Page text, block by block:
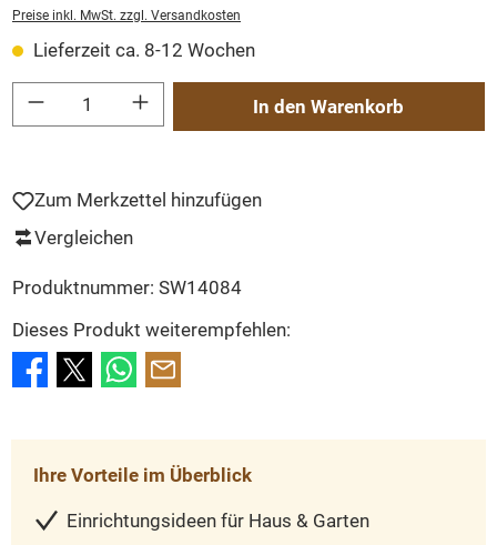
Preise inkl. MwSt. zzgl. Versandkosten
Lieferzeit ca. 8-12 Wochen
Produkt Anzahl: Gib den gewünschten Wert ein oder benutze die Schaltflächen
In den Warenkorb
Zum Merkzettel hinzufügen
Vergleichen
Produktnummer: SW14084
Dieses Produkt weiterempfehlen:
Ihre Vorteile im Überblick
Einrichtungsideen für Haus & Garten